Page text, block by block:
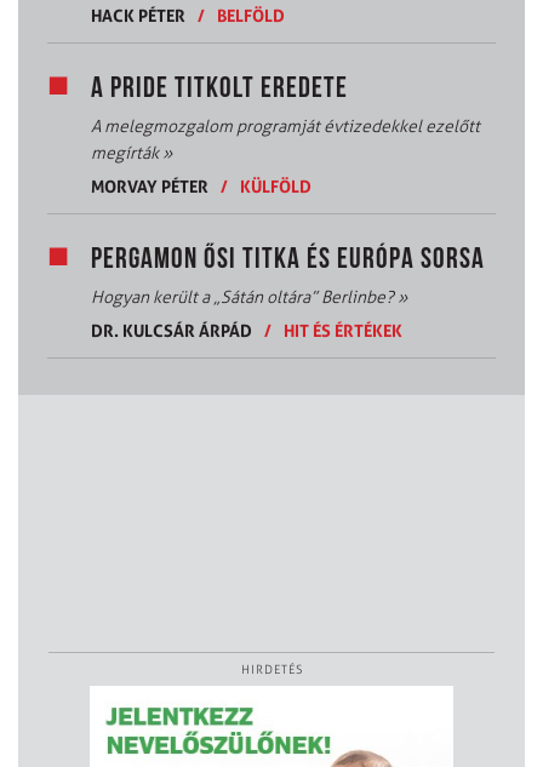
HACK PÉTER
/ BELFÖLD
A PRIDE TITKOLT EREDETE
A melegmozgalom programját évtizedekkel ezelőtt
megírták»
MORVAY PÉTER
/ KÜLFÖLD
PERGAMON ŐSI TITKA ÉS EURÓPA SORSA
Hogyan került a „Sátán oltára” Berlinbe?»
DR. KULCSÁR ÁRPÁD
/ HIT ÉS ÉRTÉKEK
HIRDETÉS